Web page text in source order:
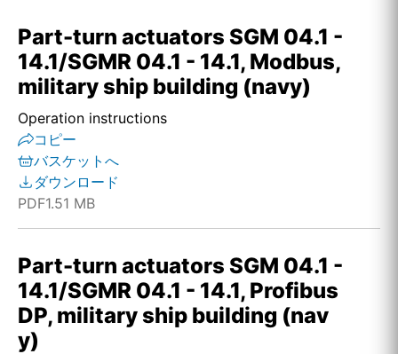
Part-turn actuators SGM 04.1 -
14.1/SGMR 04.1 - 14.1, Modbus,
military ship building (navy)
Operation instructions
コピー
バスケットへ
ダウンロード
PDF1.51 MB
Part-turn actuators SGM 04.1 -
14.1/SGMR 04.1 - 14.1, Profibus
DP, military ship building (nav
y)